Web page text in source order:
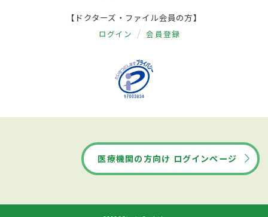
【ドクターズ・ファイル会員の方】
ログイン 会員登録
医療機関の方向け ログインページ